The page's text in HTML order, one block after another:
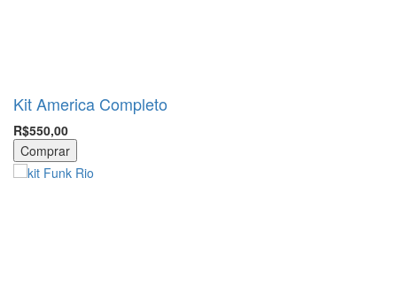
Kit America Completo
R$550,00
Comprar